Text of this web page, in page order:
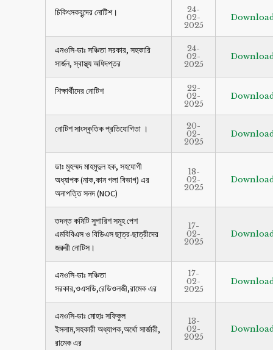
চিকিৎসকবৃন্দের নোটিশ। 24-
02-
2025
এনওসি-ডাঃ সঞ্চিতা সরকার, সহকারি
সার্জন, স্বাস্থ্য অধিদপ্তর
24-
02-
2025
শিক্ষার্থীদের নোটিশ 22-
02-
2025
নোটিশ সাংস্কৃতিক প্রতিযোগিতা । 20-
02-
2025
ডাঃ মুহম্মদ মাহমুদুল হক, সহযোগী
অধ্যাপক (নাক,কান গলা বিভাগ) এর
অনাপত্তি সনদ (NOC)
18-
02-
2025
তদন্ত কমিটি সুপারিশ সমূহ পেশ
এমবিবিএস ও বিডিএস ছা্ত্র-ছাত্রীদের
জরুরী নোটিস।
17-
02-
2025
এনওসি-ডাঃ সঞ্চিতা
সরকার,ওএসডি,রেডিওলজী,রামেক এর
17-
02-
2025
এনওসি-ডাঃ মোহাঃ সফিকুল
ইসলাম,সহকারী অধ্যাপক,অর্থো সার্জারী,
রামেক এর
13-
02-
2025